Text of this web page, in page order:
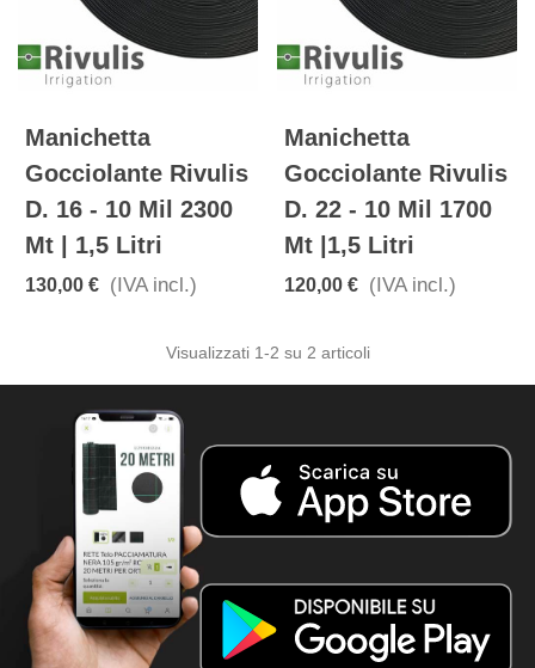
Manichetta
Gocciolante Rivulis
D. 16 - 10 Mil 2300
Mt | 1,5 Litri
130,00 € (IVA incl.)
Manichetta
Gocciolante Rivulis
D. 22 - 10 Mil 1700
Mt |1,5 Litri
120,00 € (IVA incl.)
Visualizzati 1-2 su 2 articoli